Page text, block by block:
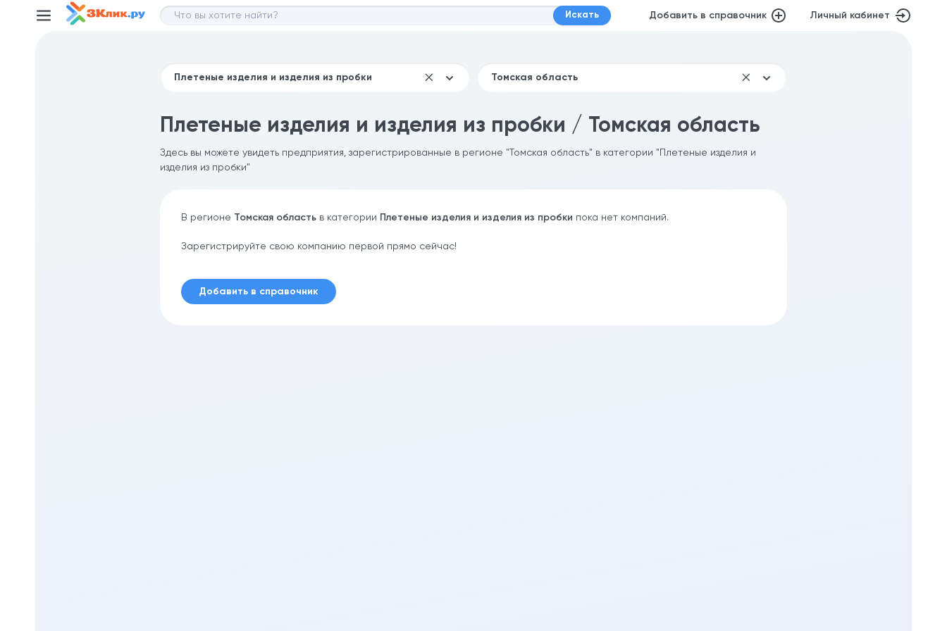
Искать Добавить в справочник Личный кабинет
Плетеные изделия и изделия из пробки / Томская область
Здесь вы можете увидеть предприятия, зарегистрированные в регионе "Томская область" в категории "Плетеные изделия и
изделия из пробки"
В регионе Томская область в категории Плетеные изделия и изделия из пробки пока нет компаний.
Зарегистрируйте свою компанию первой прямо сейчас!
Добавить в справочник